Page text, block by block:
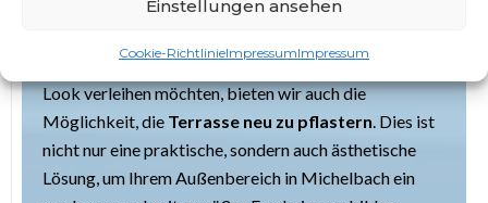
Einstellungen ansehen
Cookie-RichtlinieImpressumImpressum
Ihren Außenbereich
Wenn Sie Ihrer Terrasse in Michelbach einen frischen
Look verleihen möchten, bieten wir auch die
Möglichkeit, die Terrasse neu zu pflastern. Dies ist
nicht nur eine praktische, sondern auch ästhetische
Lösung, um Ihrem Außenbereich in Michelbach ein